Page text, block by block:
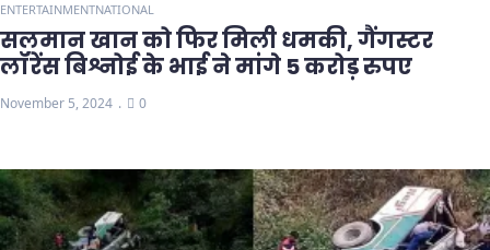
ENTERTAINMENTNATIONAL
सलमान खान को फिर मिली धमकी, गैंगस्टर
लॉरेंस बिश्नोई के भाई ने मांगे 5 करोड़ रुपए
November 5, 2024 0